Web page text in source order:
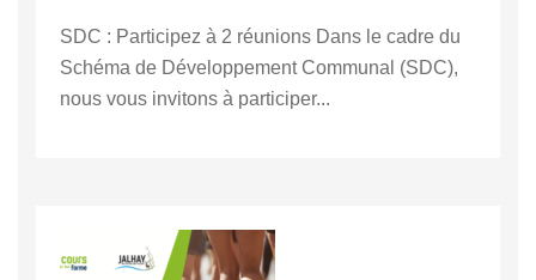
SDC : Participez à 2 réunions Dans le cadre du
Schéma de Développement Communal (SDC),
nous vous invitons à participer...